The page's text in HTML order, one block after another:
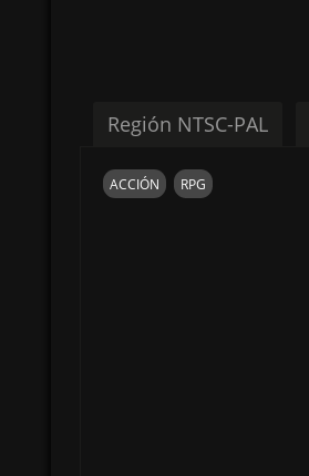
Región NTSC-PAL
ACCIÓN RPG